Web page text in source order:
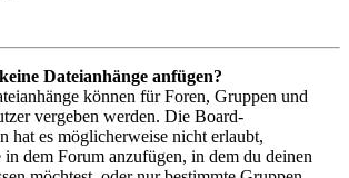
Dateianhänge anfügen?
können für Foren, Gruppen und
vergeben werden. Die Board-
hat es möglicherweise nicht erlaubt,
in dem Forum anzufügen, in dem du deinen